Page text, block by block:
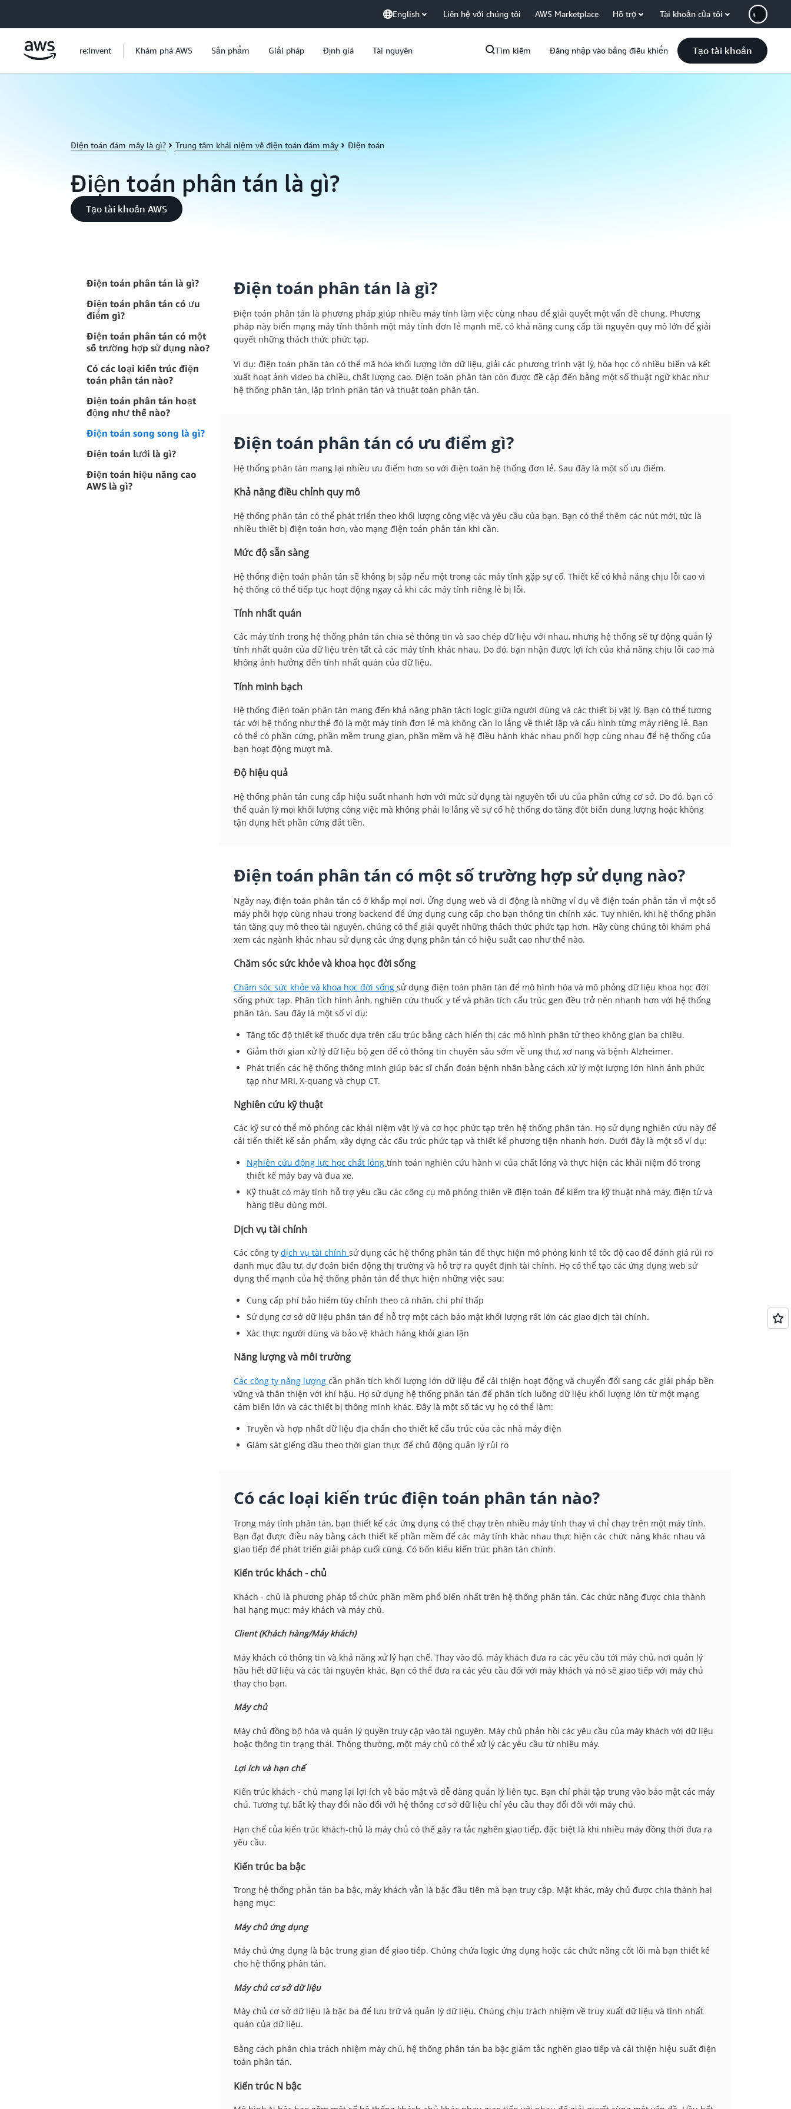
English Liên hệ với chúng tôi AWS Marketplace Hỗ trợ Tài khoản của tôi
re:Invent Khám phá AWS Sản phẩm Giải pháp Định giá Tài nguyên Tìm kiếm Đăng nhập vào bảng điều khiển Tạo tài khoản
Điện toán đám mây là gì? Trung tâm khái niệm về điện toán đám mây Điện toán
Điện toán phân tán là gì?
Tạo tài khoản AWS
Điện toán phân tán là gì?
Điện toán phân tán có ưu
điểm gì?
Điện toán phân tán có một
số trường hợp sử dụng nào?
Có các loại kiến trúc điện
toán phân tán nào?
Điện toán phân tán hoạt
động như thế nào?
Điện toán song song là gì?
Điện toán lưới là gì?
Điện toán hiệu năng cao
AWS là gì?
Điện toán phân tán là gì?
Điện toán phân tán là phương pháp giúp nhiều máy tính làm việc cùng nhau để giải quyết một vấn đề chung. Phương
pháp này biến mạng máy tính thành một máy tính đơn lẻ mạnh mẽ, có khả năng cung cấp tài nguyên quy mô lớn để giải
quyết những thách thức phức tạp.
Ví dụ: điện toán phân tán có thể mã hóa khối lượng lớn dữ liệu, giải các phương trình vật lý, hóa học có nhiều biến và kết
xuất hoạt ảnh video ba chiều, chất lượng cao. Điện toán phân tán còn được đề cập đến bằng một số thuật ngữ khác như
hệ thống phân tán, lập trình phân tán và thuật toán phân tán.
Điện toán phân tán có ưu điểm gì?
Hệ thống phân tán mang lại nhiều ưu điểm hơn so với điện toán hệ thống đơn lẻ. Sau đây là một số ưu điểm.
Khả năng điều chỉnh quy mô
Hệ thống phân tán có thể phát triển theo khối lượng công việc và yêu cầu của bạn. Bạn có thể thêm các nút mới, tức là
nhiều thiết bị điện toán hơn, vào mạng điện toán phân tán khi cần.
Mức độ sẵn sàng
Hệ thống điện toán phân tán sẽ không bị sập nếu một trong các máy tính gặp sự cố. Thiết kế có khả năng chịu lỗi cao vì
hệ thống có thể tiếp tục hoạt động ngay cả khi các máy tính riêng lẻ bị lỗi.
Tính nhất quán
Các máy tính trong hệ thống phân tán chia sẻ thông tin và sao chép dữ liệu với nhau, nhưng hệ thống sẽ tự động quản lý
tính nhất quán của dữ liệu trên tất cả các máy tính khác nhau. Do đó, bạn nhận được lợi ích của khả năng chịu lỗi cao mà
không ảnh hưởng đến tính nhất quán của dữ liệu.
Tính minh bạch
Hệ thống điện toán phân tán mang đến khả năng phân tách logic giữa người dùng và các thiết bị vật lý. Bạn có thể tương
tác với hệ thống như thể đó là một máy tính đơn lẻ mà không cần lo lắng về thiết lập và cấu hình từng máy riêng lẻ. Bạn
có thể có phần cứng, phần mềm trung gian, phần mềm và hệ điều hành khác nhau phối hợp cùng nhau để hệ thống của
bạn hoạt động mượt mà.
Độ hiệu quả
Hệ thống phân tán cung cấp hiệu suất nhanh hơn với mức sử dụng tài nguyên tối ưu của phần cứng cơ sở. Do đó, bạn có
thể quản lý mọi khối lượng công việc mà không phải lo lắng về sự cố hệ thống do tăng đột biến dung lượng hoặc không
tận dụng hết phần cứng đắt tiền.
Điện toán phân tán có một số trường hợp sử dụng nào?
Ngày nay, điện toán phân tán có ở khắp mọi nơi. Ứng dụng web và di động là những ví dụ về điện toán phân tán vì một số
máy phối hợp cùng nhau trong backend để ứng dụng cung cấp cho bạn thông tin chính xác. Tuy nhiên, khi hệ thống phân
tán tăng quy mô theo tài nguyên, chúng có thể giải quyết những thách thức phức tạp hơn. Hãy cùng chúng tôi khám phá
xem các ngành khác nhau sử dụng các ứng dụng phân tán có hiệu suất cao như thế nào.
Chăm sóc sức khỏe và khoa học đời sống
Chăm sóc sức khỏe và khoa học đời sống sử dụng điện toán phân tán để mô hình hóa và mô phỏng dữ liệu khoa học đời
sống phức tạp. Phân tích hình ảnh, nghiên cứu thuốc y tế và phân tích cấu trúc gen đều trở nên nhanh hơn với hệ thống
phân tán. Sau đây là một số ví dụ:
Tăng tốc độ thiết kế thuốc dựa trên cấu trúc bằng cách hiển thị các mô hình phân tử theo không gian ba chiều.
Giảm thời gian xử lý dữ liệu bộ gen để có thông tin chuyên sâu sớm về ung thư, xơ nang và bệnh Alzheimer.
Phát triển các hệ thống thông minh giúp bác sĩ chẩn đoán bệnh nhân bằng cách xử lý một lượng lớn hình ảnh phức
tạp như MRI, X-quang và chụp CT.
Nghiên cứu kỹ thuật
Các kỹ sư có thể mô phỏng các khái niệm vật lý và cơ học phức tạp trên hệ thống phân tán. Họ sử dụng nghiên cứu này để
cải tiến thiết kế sản phẩm, xây dựng các cấu trúc phức tạp và thiết kế phương tiện nhanh hơn. Dưới đây là một số ví dụ:
Nghiên cứu động lực học chất lỏng tính toán nghiên cứu hành vi của chất lỏng và thực hiện các khái niệm đó trong
thiết kế máy bay và đua xe.
Kỹ thuật có máy tính hỗ trợ yêu cầu các công cụ mô phỏng thiên về điện toán để kiểm tra kỹ thuật nhà máy, điện tử và
hàng tiêu dùng mới.
Dịch vụ tài chính
Các công ty dịch vụ tài chính sử dụng các hệ thống phân tán để thực hiện mô phỏng kinh tế tốc độ cao để đánh giá rủi ro
danh mục đầu tư, dự đoán biến động thị trường và hỗ trợ ra quyết định tài chính. Họ có thể tạo các ứng dụng web sử
dụng thế mạnh của hệ thống phân tán để thực hiện những việc sau:
Cung cấp phí bảo hiểm tùy chỉnh theo cá nhân, chi phí thấp
Sử dụng cơ sở dữ liệu phân tán để hỗ trợ một cách bảo mật khối lượng rất lớn các giao dịch tài chính.
Xác thực người dùng và bảo vệ khách hàng khỏi gian lận
Năng lượng và môi trường
Các công ty năng lượng cần phân tích khối lượng lớn dữ liệu để cải thiện hoạt động và chuyển đổi sang các giải pháp bền
vững và thân thiện với khí hậu. Họ sử dụng hệ thống phân tán để phân tích luồng dữ liệu khối lượng lớn từ một mạng
cảm biến lớn và các thiết bị thông minh khác. Đây là một số tác vụ họ có thể làm:
Truyền và hợp nhất dữ liệu địa chấn cho thiết kế cấu trúc của các nhà máy điện
Giám sát giếng dầu theo thời gian thực để chủ động quản lý rủi ro
Có các loại kiến trúc điện toán phân tán nào?
Trong máy tính phân tán, bạn thiết kế các ứng dụng có thể chạy trên nhiều máy tính thay vì chỉ chạy trên một máy tính.
Bạn đạt được điều này bằng cách thiết kế phần mềm để các máy tính khác nhau thực hiện các chức năng khác nhau và
giao tiếp để phát triển giải pháp cuối cùng. Có bốn kiểu kiến ​​trúc phân tán chính.
Kiến trúc khách - chủ
Khách - chủ là phương pháp tổ chức phần mềm phổ biến nhất trên hệ thống phân tán. Các chức năng được chia thành
hai hạng mục: máy khách và máy chủ.
Client (Khách hàng/Máy khách)
Máy khách có thông tin và khả năng xử lý hạn chế. Thay vào đó, máy khách đưa ra các yêu cầu tới máy chủ, nơi quản lý
hầu hết dữ liệu và các tài nguyên khác. Bạn có thể đưa ra các yêu cầu đối với máy khách và nó sẽ giao tiếp với máy chủ
thay cho bạn.
Máy chủ
Máy chủ đồng bộ hóa và quản lý quyền truy cập vào tài nguyên. Máy chủ phản hồi các yêu cầu của máy khách với dữ liệu
hoặc thông tin trạng thái. Thông thường, một máy chủ có thể xử lý các yêu cầu từ nhiều máy.
Lợi ích và hạn chế
Kiến trúc khách - chủ mang lại lợi ích về bảo mật và dễ dàng quản lý liên tục. Bạn chỉ phải tập trung vào bảo mật các máy
chủ. Tương tự, bất kỳ thay đổi nào đối với hệ thống cơ sở dữ liệu chỉ yêu cầu thay đổi đối với máy chủ.
Hạn chế của kiến trúc khách-chủ là máy chủ có thể gây ra tắc nghẽn giao tiếp, đặc biệt là khi nhiều máy đồng thời đưa ra
yêu cầu.
Kiến trúc ba bậc
Trong hệ thống phân tán ba bậc, máy khách vẫn là bậc đầu tiên mà bạn truy cập. Mặt khác, máy chủ được chia thành hai
hạng mục:
Máy chủ ứng dụng
Máy chủ ứng dụng là bậc trung gian để giao tiếp. Chúng chứa logic ứng dụng hoặc các chức năng cốt lõi mà bạn thiết kế
cho hệ thống phân tán.
Máy chủ cơ sở dữ liệu
Máy chủ cơ sở dữ liệu là bậc ba để lưu trữ và quản lý dữ liệu. Chúng chịu trách nhiệm về truy xuất dữ liệu và tính nhất
quán của dữ liệu.
Bằng cách phân chia trách nhiệm máy chủ, hệ thống phân tán ba bậc giảm tắc nghẽn giao tiếp và cải thiện hiệu suất điện
toán phân tán.
Kiến trúc N bậc